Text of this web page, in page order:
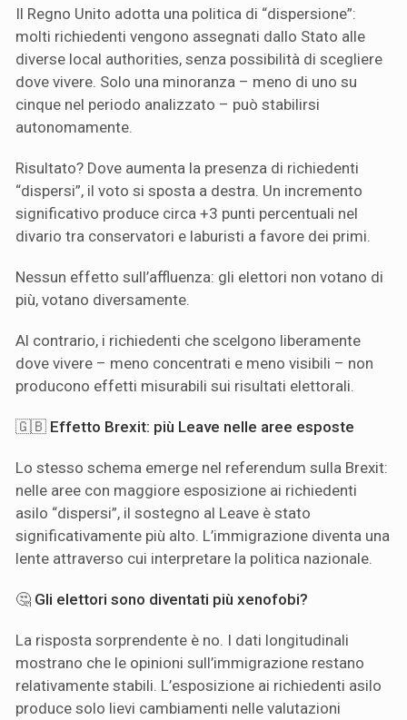
Il Regno Unito adotta una politica di “dispersione”:
molti richiedenti vengono assegnati dallo Stato alle
diverse local authorities, senza possibilità di scegliere
dove vivere. Solo una minoranza – meno di uno su
cinque nel periodo analizzato – può stabilirsi
autonomamente.
Risultato? Dove aumenta la presenza di richiedenti
“dispersi”, il voto si sposta a destra. Un incremento
significativo produce circa +3 punti percentuali nel
divario tra conservatori e laburisti a favore dei primi.
Nessun effetto sull’affluenza: gli elettori non votano di
più, votano diversamente.
Al contrario, i richiedenti che scelgono liberamente
dove vivere – meno concentrati e meno visibili – non
producono effetti misurabili sui risultati elettorali.
🇬🇧 Effetto Brexit: più Leave nelle aree esposte
Lo stesso schema emerge nel referendum sulla Brexit:
nelle aree con maggiore esposizione ai richiedenti
asilo “dispersi”, il sostegno al Leave è stato
significativamente più alto. L’immigrazione diventa una
lente attraverso cui interpretare la politica nazionale.
🤔 Gli elettori sono diventati più xenofobi?
La risposta sorprendente è no. I dati longitudinali
mostrano che le opinioni sull’immigrazione restano
relativamente stabili. L’esposizione ai richiedenti asilo
produce solo lievi cambiamenti nelle valutazioni